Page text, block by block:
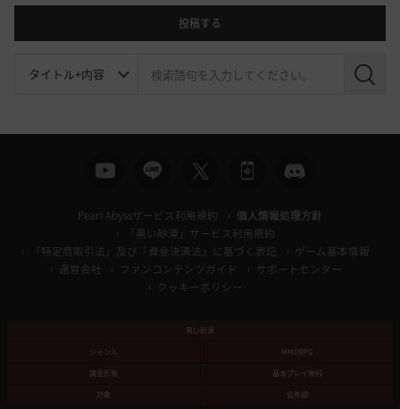
投稿する
検
Pearl Abyssサービス利用規約
個人情報処理方針
「黒い砂漠」サービス利用規約
「特定商取引法」及び「資金決済法」に基づく表記
ゲーム基本情報
運営会社
ファンコンテンツガイド
サポートセンター
クッキーポリシー
黒い砂漠
ジャンル
MMORPG
課金形態
基本プレイ無料
対象
全年齢